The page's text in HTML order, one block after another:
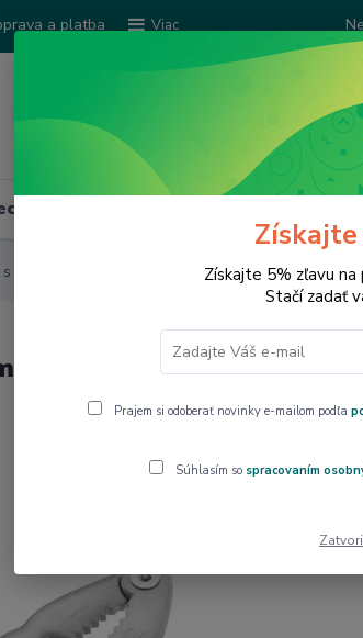
a platba Viac
CRACKY-SPEZIAL
s pinzetou CRACKY-
Získajte 5% zľavu
Stačí zadať
Prajem si odoberať novinky e-mailom podľa
Súhlasím so spracovaním